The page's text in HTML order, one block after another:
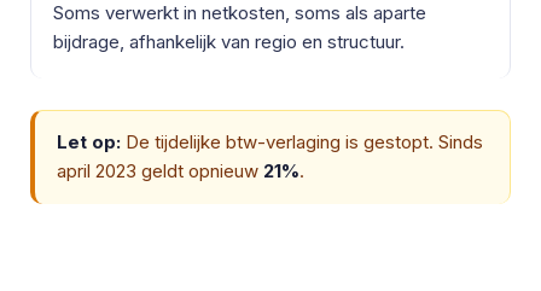
Soms verwerkt in netkosten, soms als aparte
bijdrage, afhankelijk van regio en structuur.
Let op:De tijdelijke btw-verlaging is gestopt. Sinds
april 2023 geldt opnieuw 21%.